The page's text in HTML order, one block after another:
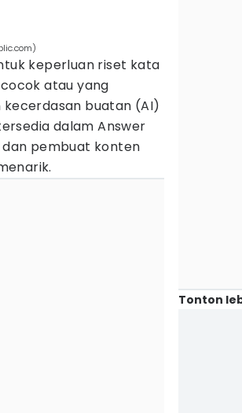
keperluan riset kata
atau yang
buatan (AI)
dalam Answer
pembuat konten
Tonton